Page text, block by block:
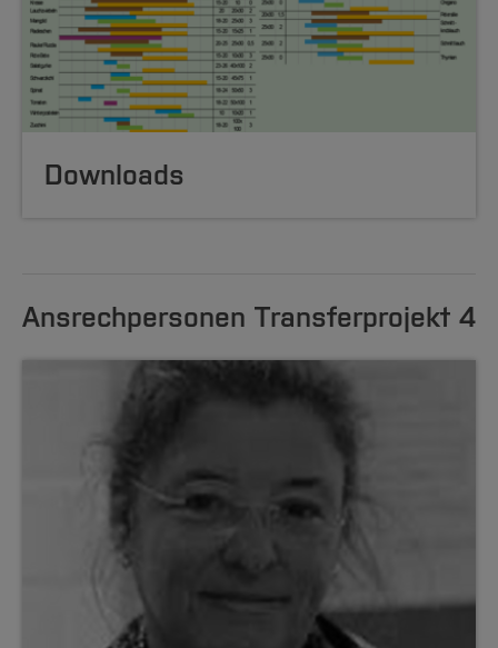
Downloads
Ansrechpersonen Transferprojekt 4